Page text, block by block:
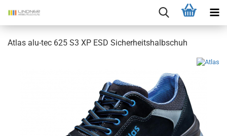
Atlas alu-tec 625 S3 XP ESD Sicherheitshalbschuh